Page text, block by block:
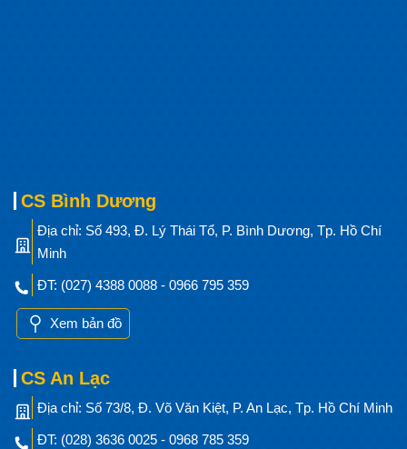
CS Bình Dương
Địa chỉ: Số 493, Đ. Lý Thái Tổ, P. Bình Dương, Tp. Hồ Chí
Minh
ĐT: (027) 4388 0088 - 0966 795 359
Xem bản đồ
CS An Lạc
Địa chỉ: Số 73/8, Đ. Võ Văn Kiệt, P. An Lạc, Tp. Hồ Chí Minh
ĐT: (028) 3636 0025 - 0968 785 359